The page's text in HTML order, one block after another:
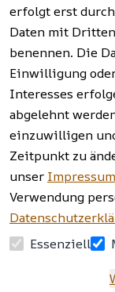
erfolgt erst
Daten mit
benennen. Die
Einwilligung
Interesses
abgelehnt
einzuwilligen
Zeitpunkt zu
unser Impressum
Verwendung
Essenziell
Vertrag
widerrufen
Facebook